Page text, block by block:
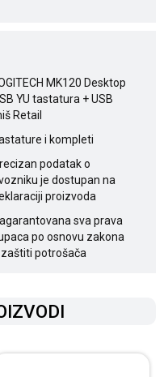
MK120 Desktop
YU tastatura + USB
Retail
i kompleti
podatak o
je dostupan na
proizvoda
sva prava
po osnovu zakona
potrošača